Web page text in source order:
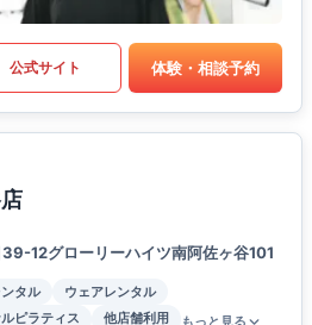
公式サイト 体験・相談予約
12グローリーハイツ南阿佐ヶ谷101
タル
ウェアレンタル
ピラティス 他店舗利用